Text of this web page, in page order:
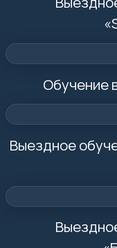
Обучение
Выездное